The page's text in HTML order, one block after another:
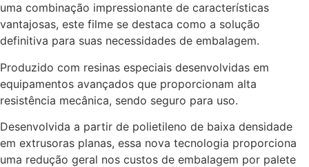
uma combinação impressionante de características
vantajosas, este filme se destaca como a solução
definitiva para suas necessidades de embalagem.
Produzido com resinas especiais desenvolvidas em
equipamentos avançados que proporcionam alta
resistência mecânica, sendo seguro para uso.
Desenvolvida a partir de polietileno de baixa densidade
em extrusoras planas, essa nova tecnologia proporciona
uma redução geral nos custos de embalagem por palete